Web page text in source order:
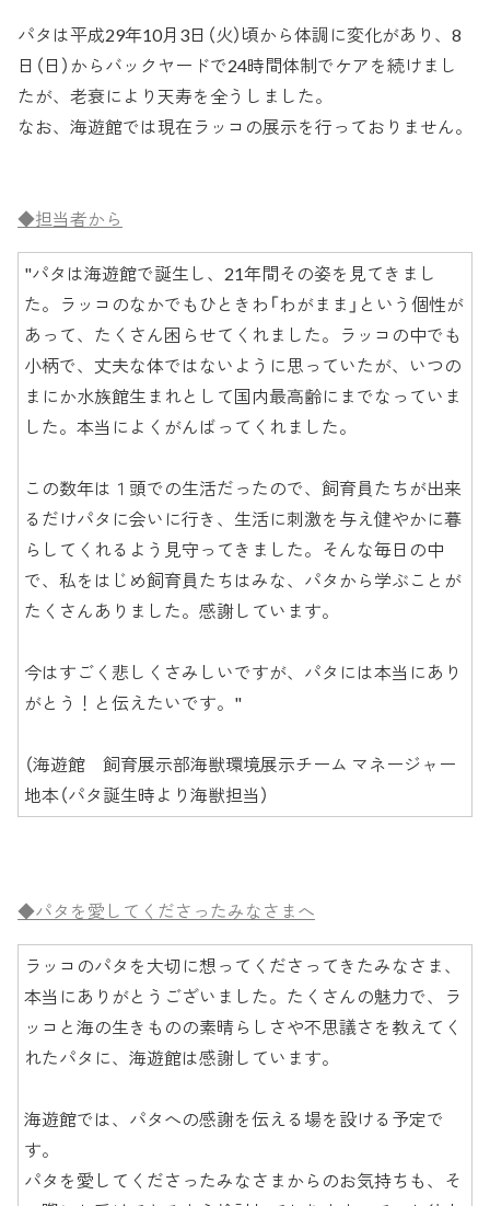
パタは平成29年10月3日（火）頃から体調に変化があり、8
日（日）からバックヤードで24時間体制でケアを続けまし
たが、老衰により天寿を全うしました。
なお、海遊館では現在ラッコの展示を行っておりません。
◆担当者から
"パタは海遊館で誕生し、21年間その姿を見てきまし
た。ラッコのなかでもひときわ「わがまま」という個性が
あって、たくさん困らせてくれました。ラッコの中でも
小柄で、丈夫な体ではないように思っていたが、いつの
まにか水族館生まれとして国内最高齢にまでなっていま
した。本当によくがんばってくれました。
この数年は１頭での生活だったので、飼育員たちが出来
るだけパタに会いに行き、生活に刺激を与え健やかに暮
らしてくれるよう見守ってきました。そんな毎日の中
で、私をはじめ飼育員たちはみな、パタから学ぶことが
たくさんありました。感謝しています。
今はすごく悲しくさみしいですが、パタには本当にあり
がとう！と伝えたいです。"
（海遊館 飼育展示部海獣環境展示チーム マネージャー
地本（パタ誕生時より海獣担当）
◆パタを愛してくださったみなさまへ
ラッコのパタを大切に想ってくださってきたみなさま、
本当にありがとうございました。たくさんの魅力で、ラ
ッコと海の生きものの素晴らしさや不思議さを教えてく
れたパタに、海遊館は感謝しています。
海遊館では、パタへの感謝を伝える場を設ける予定で
す。
パタを愛してくださったみなさまからのお気持ちも、そ